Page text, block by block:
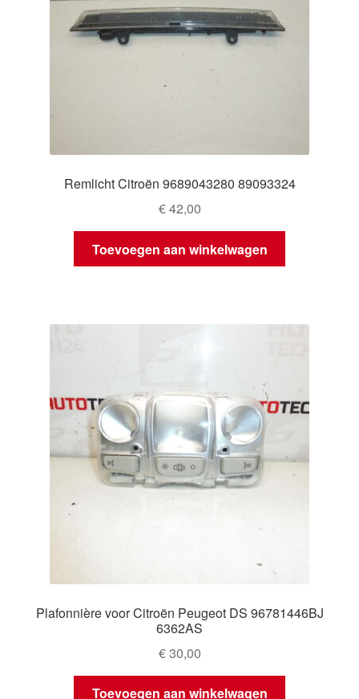
Remlicht Citroën 9689043280 89093324
€42,00
Toevoegen aan winkelwagen
Plafonnière voor Citroën Peugeot DS 96781446BJ
6362AS
€30,00
Toevoegen aan winkelwagen